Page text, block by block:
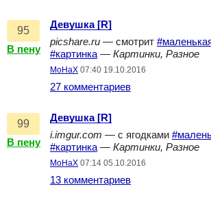
95
В пену
Девушка [R]
picshare.ru — смотрит
#картинка — Картинки, Разное
MoHaX 07:40 19.10.2016
27 комментариев
99
В пену
Девушка [R]
i.imgur.com — с ягодками
#картинка — Картинки, Разное
MoHaX 07:14 05.10.2016
13 комментариев